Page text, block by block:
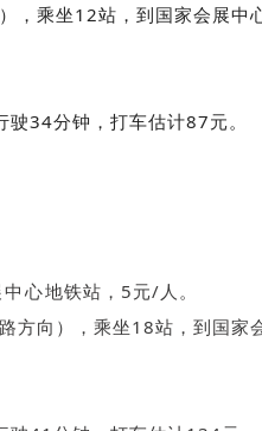
，乘坐12站，到国家会展中
34分钟，打车估计87元。
心地铁站，5元/人。
方向），乘坐18站，到国家